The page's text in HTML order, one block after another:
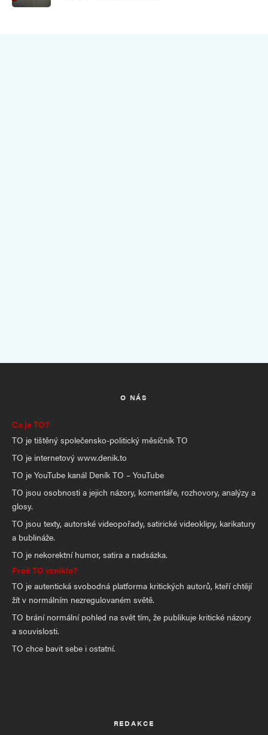
O NÁS
Co je TO?
TO je tištěný společensko-politický měsíčník TO
TO je internetový www.denik.to
TO je YouTube kanál Deník TO – YouTube
TO jsou osobnosti a jejich názory, komentáře, rozhovory, analýzy a
glosy.
TO jsou texty, autorské videopořady, satirické videoklipy, karikatury
a bublináže.
TO je nekorektní humor, satira a nadsázka.
Proč TO vzniklo?
TO je autentická svobodná platforma kritických autorů, kteří chtějí
žít v normálním nezregulovaném světě.
TO brání normální pohled na svět tím, že publikuje kritické názory
a souvislosti.
TO chce bavit sebe i ostatní.
REDAKCE